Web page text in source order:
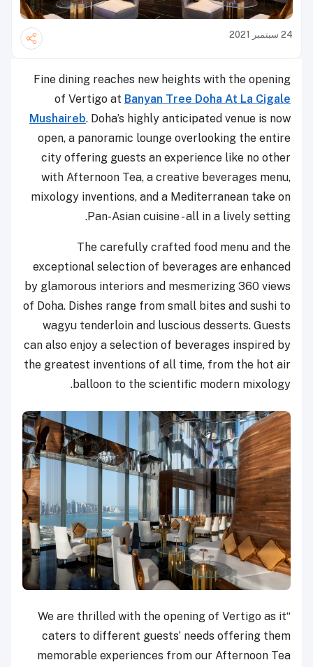
24 سبتمبر 2021
Fine dining reaches new heights with the opening
of Vertigo at Banyan Tree Doha At La Cigale
Mushaireb. Doha’s highly anticipated venue is now
open, a panoramic lounge overlooking the entire
city offering guests an experience like no other
with Afternoon Tea, a creative beverages menu,
mixology inventions, and a Mediterranean take on
Pan-Asian cuisine - all in a lively setting.
The carefully crafted food menu and the
exceptional selection of beverages are enhanced
by glamorous interiors and mesmerizing 360 views
of Doha. Dishes range from small bites and sushi to
wagyu tenderloin and luscious desserts. Guests
can also enjoy a selection of beverages inspired by
the greatest inventions of all time, from the hot air
balloon to the scientific modern mixology.
“We are thrilled with the opening of Vertigo as it
caters to different guests’ needs offering them
memorable experiences from our Afternoon Tea